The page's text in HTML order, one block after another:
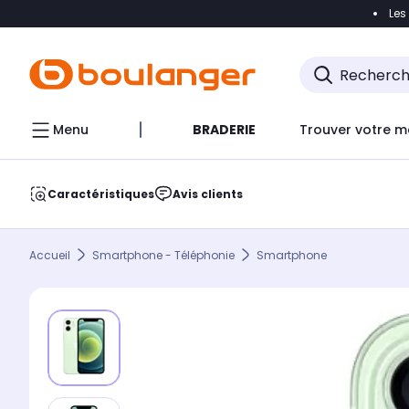
Accéder
Menu BRADERIE Trouver votre
Caractéristiques Avis clients
Accueil Smartphone - Téléphonie Smartphone